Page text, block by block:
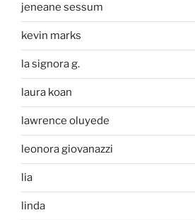
jeneane sessum
kevin marks
la signora g.
laura koan
lawrence oluyede
leonora giovanazzi
lia
linda